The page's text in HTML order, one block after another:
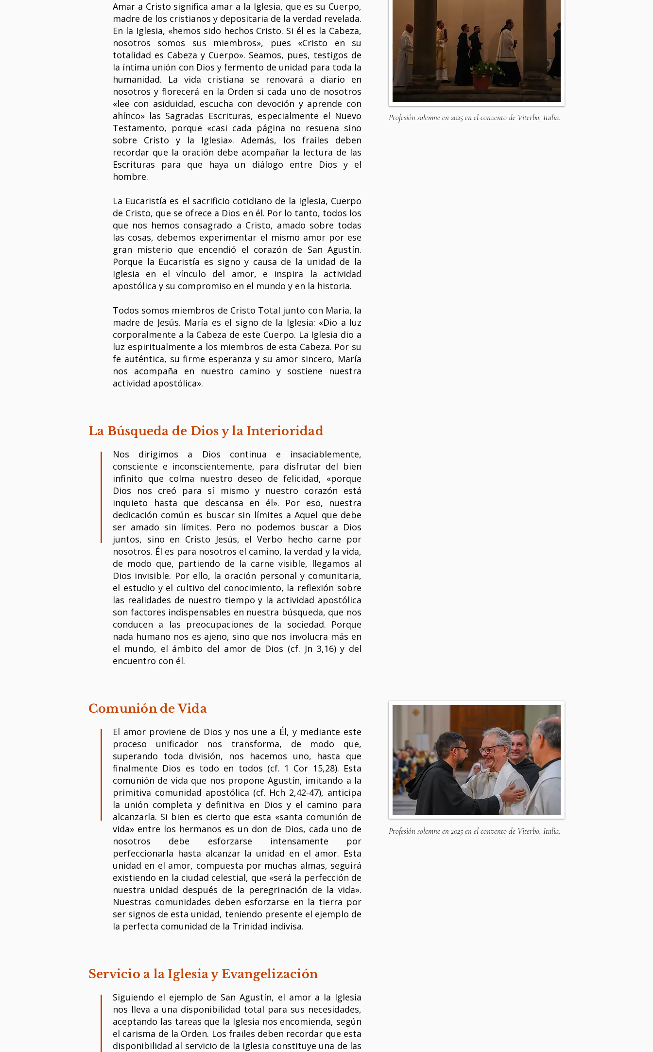
Amar a Cristo significa amar a la Iglesia, que es su Cuerpo,
madre de los cristianos y depositaria de la verdad revelada.
En la Iglesia, «hemos sido hechos Cristo. Si él es la Cabeza,
nosotros somos sus miembros», pues «Cristo en su
totalidad es Cabeza y Cuerpo». Seamos, pues, testigos de
la íntima unión con Dios y fermento de unidad para toda la
humanidad. La vida cristiana se renovará a diario en
nosotros y florecerá en la Orden si cada uno de nosotros
«lee con asiduidad, escucha con devoción y aprende con
ahínco» las Sagradas Escrituras, especialmente el Nuevo
Testamento, porque «casi cada página no resuena sino
sobre Cristo y la Iglesia». Además, los frailes deben
recordar que la oración debe acompañar la lectura de las
Escrituras para que haya un diálogo entre Dios y el
hombre.
La Eucaristía es el sacrificio cotidiano de la Iglesia, Cuerpo
de Cristo, que se ofrece a Dios en él. Por lo tanto, todos los
que nos hemos consagrado a Cristo, amado sobre todas
las cosas, debemos experimentar el mismo amor por ese
gran misterio que encendió el corazón de San Agustín.
Porque la Eucaristía es signo y causa de la unidad de la
Iglesia en el vínculo del amor, e inspira la actividad
apostólica y su compromiso en el mundo y en la historia.
Todos somos miembros de Cristo Total junto con María, la
madre de Jesús. María es el signo de la Iglesia: «Dio a luz
corporalmente a la Cabeza de este Cuerpo. La Iglesia dio a
luz espiritualmente a los miembros de esta Cabeza. Por su
fe auténtica, su firme esperanza y su amor sincero, María
nos acompaña en nuestro camino y sostiene nuestra
actividad apostólica».
Profesión solemne en 2025 en el convento de Viterbo, Italia.
La Búsqueda de Dios y la Interioridad
Nos dirigimos a Dios continua e insaciablemente,
consciente e inconscientemente, para disfrutar del bien
infinito que colma nuestro deseo de felicidad, «porque
Dios nos creó para sí mismo y nuestro corazón está
inquieto hasta que descansa en él». Por eso, nuestra
dedicación común es buscar sin límites a Aquel que debe
ser amado sin límites. Pero no podemos buscar a Dios
juntos, sino en Cristo Jesús, el Verbo hecho carne por
nosotros. Él es para nosotros el camino, la verdad y la vida,
de modo que, partiendo de la carne visible, llegamos al
Dios invisible. Por ello, la oración personal y comunitaria,
el estudio y el cultivo del conocimiento, la reflexión sobre
las realidades de nuestro tiempo y la actividad apostólica
son factores indispensables en nuestra búsqueda, que nos
conducen a las preocupaciones de la sociedad. Porque
nada humano nos es ajeno, sino que nos involucra más en
el mundo, el ámbito del amor de Dios (cf. Jn 3,16) y del
encuentro con él.
Comunión de Vida
El amor proviene de Dios y nos une a Él, y mediante este
proceso unificador nos transforma, de modo que,
superando toda división, nos hacemos uno, hasta que
finalmente Dios es todo en todos (cf. 1 Cor 15,28). Esta
comunión de vida que nos propone Agustín, imitando a la
primitiva comunidad apostólica (cf. Hch 2,42-47), anticipa
la unión completa y definitiva en Dios y el camino para
alcanzarla. Si bien es cierto que esta «santa comunión de
vida» entre los hermanos es un don de Dios, cada uno de
nosotros debe esforzarse intensamente por
perfeccionarla hasta alcanzar la unidad en el amor. Esta
unidad en el amor, compuesta por muchas almas, seguirá
existiendo en la ciudad celestial, que «será la perfección de
nuestra unidad después de la peregrinación de la vida».
Nuestras comunidades deben esforzarse en la tierra por
ser signos de esta unidad, teniendo presente el ejemplo de
la perfecta comunidad de la Trinidad indivisa.
Profesión solemne en 2025 en el convento de Viterbo, Italia.
Servicio a la Iglesia y Evangelización
Siguiendo el ejemplo de San Agustín, el amor a la Iglesia
nos lleva a una disponibilidad total para sus necesidades,
aceptando las tareas que la Iglesia nos encomienda, según
el carisma de la Orden. Los frailes deben recordar que esta
disponibilidad al servicio de la Iglesia constituye una de las